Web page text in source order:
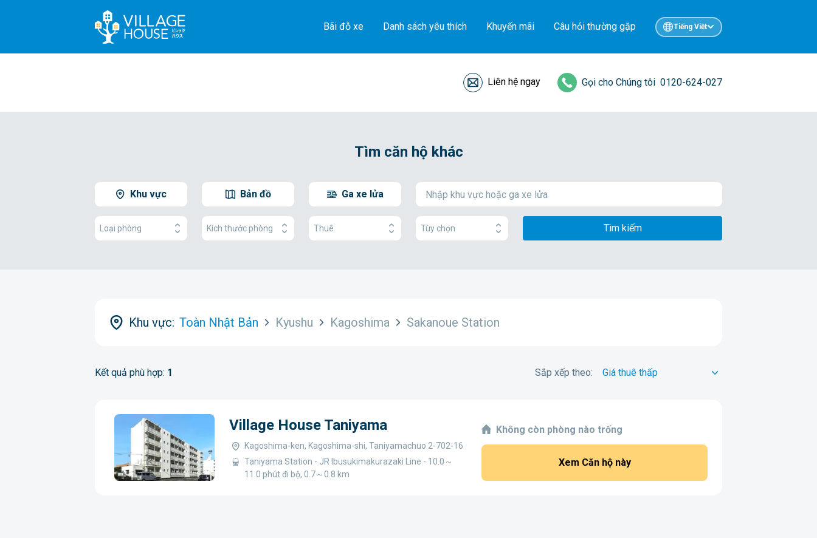
Bãi đỗ xe Danh sách yêu thích Khuyến mãi Câu hỏi thường gặp Tiếng Việt
Liên hệ ngay Gọi cho Chúng tôi 0120-624-027
Tìm căn hộ khác
Khu vực Bản đồ Ga xe lửa
Loại phòng Kích thước phòng Thuê Tùy chọn Tìm kiếm
Khu vực: Toàn Nhật Bản Kyushu Kagoshima Sakanoue Station
Kết quả phù hợp: 1 Sắp xếp theo:
Village House Taniyama
Kagoshima-ken, Kagoshima-shi, Taniyamachuo 2-702-16
Taniyama Station - JR Ibusukimakurazaki Line - 10.0～
11.0 phút đi bộ, 0.7～0.8 km
Không còn phòng nào trống
Xem Căn hộ này